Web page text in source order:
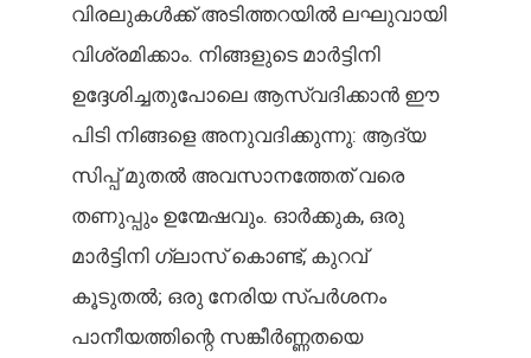
വിരലുകൾക്ക് അടിത്തറയിൽ ലഘുവായി
വിശ്രമിക്കാം. നിങ്ങളുടെ മാർട്ടിനി
ഉദ്ദേശിച്ചതുപോലെ ആസ്വദിക്കാൻ ഈ
പിടി നിങ്ങളെ അനുവദിക്കുന്നു: ആദ്യ
സിപ്പ് മുതൽ അവസാനത്തേത് വരെ
തണുപ്പും ഉന്മേഷവും. ഓർക്കുക, ഒരു
മാർട്ടിനി ഗ്ലാസ് കൊണ്ട്, കുറവ്
കൂടുതൽ; ഒരു നേരിയ സ്പർശനം
പാനീയത്തിന്റെ സങ്കീർണ്ണതയെ